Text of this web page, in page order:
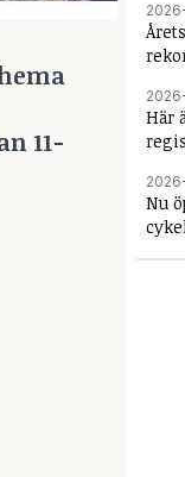
11-
Här
Nu